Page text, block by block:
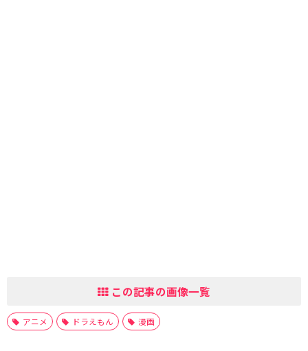
この記事の画像一覧
アニメ ドラえもん 漫画